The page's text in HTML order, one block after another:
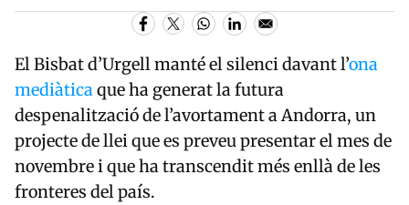
El Bisbat d’Urgell manté el silenci davant l’ona
mediàticaque ha generat la futura
despenalització de l’avortament a Andorra, un
projecte de llei que es preveu presentar el mes de
novembre i que ha transcendit més enllà de les
fronteres del país.